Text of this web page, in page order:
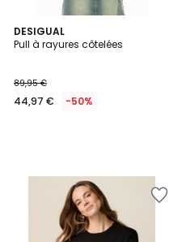
DESIGUAL
Pull à rayures côtelées
89,95 €
44,97 € -50%